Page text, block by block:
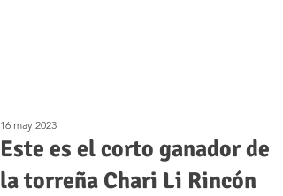
Este es el corto ganador de
la torreña Chari Li Rincón
16 may 2023